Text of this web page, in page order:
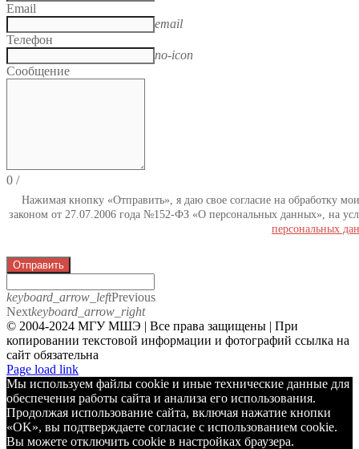
Email
email
Телефон
no-icon
Сообщение
0 /
Нажимая кнопку «Отправить», я даю свое согласие на обработку
законом от 27.07.2006 года №152-ФЗ «О персональных данных», на
персональных
Отправить
keyboard_arrow_leftPrevious
Nextkeyboard_arrow_right
© 2004-2024 МГУ МШЭ | Все права защищены | При
копировании текстовой информации и фотографий ссылка на
сайт обязательна
Telegram
Page load link
Мы используем файлы cookie и иные технические данные для
обеспечения работы сайта и анализа его использования.
Продолжая использование сайта, включая нажатие кнопки
«OK», вы подтверждаете согласие с использованием cookie.
Вы можете отключить cookie в настройках браузера.